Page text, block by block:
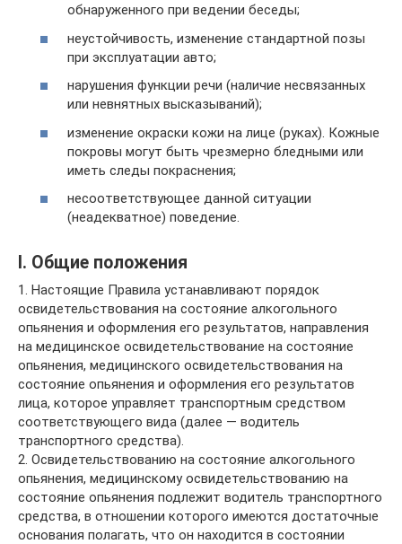
обнаруженного при ведении беседы;
неустойчивость, изменение стандартной позы
при эксплуатации авто;
нарушения функции речи (наличие несвязанных
или невнятных высказываний);
изменение окраски кожи на лице (руках). Кожные
покровы могут быть чрезмерно бледными или
иметь следы покраснения;
несоответствующее данной ситуации
(неадекватное) поведение.
I. Общие положения
1. Настоящие Правила устанавливают порядок
освидетельствования на состояние алкогольного
опьянения и оформления его результатов, направления
на медицинское освидетельствование на состояние
опьянения, медицинского освидетельствования на
состояние опьянения и оформления его результатов
лица, которое управляет транспортным средством
соответствующего вида (далее — водитель
транспортного средства).
2. Освидетельствованию на состояние алкогольного
опьянения, медицинскому освидетельствованию на
состояние опьянения подлежит водитель транспортного
средства, в отношении которого имеются достаточные
основания полагать, что он находится в состоянии